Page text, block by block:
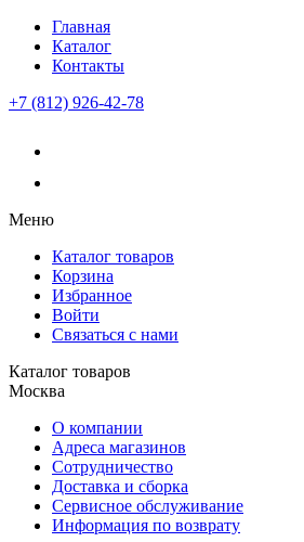
Главная
Каталог
Контакты
+7 (812) 926-42-78
Меню
Каталог товаров
Корзина
Избранное
Войти
Связаться с нами
Каталог товаров
Москва
О компании
Адреса магазинов
Сотрудничество
Доставка и сборка
Сервисное обслуживание
Информация по возврату